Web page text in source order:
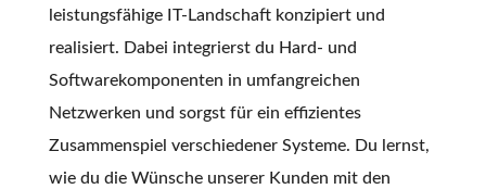
leistungsfähige IT-Landschaft konzipiert und
realisiert. Dabei integrierst du Hard- und
Softwarekomponenten in umfangreichen
Netzwerken und sorgst für ein effizientes
Zusammenspiel verschiedener Systeme. Du lernst,
wie du die Wünsche unserer Kunden mit den